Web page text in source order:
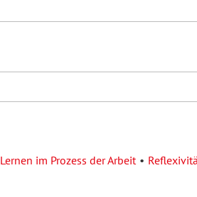
Lernen im Prozess der Arbeit